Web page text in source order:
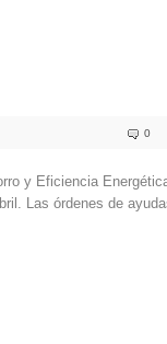
0
y Eficiencia
Las órdenes de